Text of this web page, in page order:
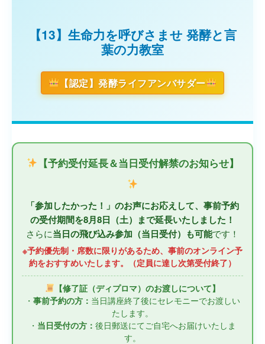
【13】生命力を呼びさませ 発酵と言
葉の力教室
【認定】発酵ライフアンバサダー
【予約受付延長＆当日受付解禁のお知らせ】
「参加したかった！」のお声にお応えして、事前予約
の受付期間を8月8日（土）まで延長いたしました！
さらに当日の飛び込み参加（当日受付）も可能です！
※予約優先制・席数に限りがあるため、事前のオンライン予
約をおすすめいたします。（定員に達し次第受付終了）
【修了証（ディプロマ）のお渡しについて】
・ 事前予約の方： 当日講座終了後にセレモニーでお渡しい
たします。
・ 当日受付の方： 後日郵送にてご自宅へお届けいたしま
す。